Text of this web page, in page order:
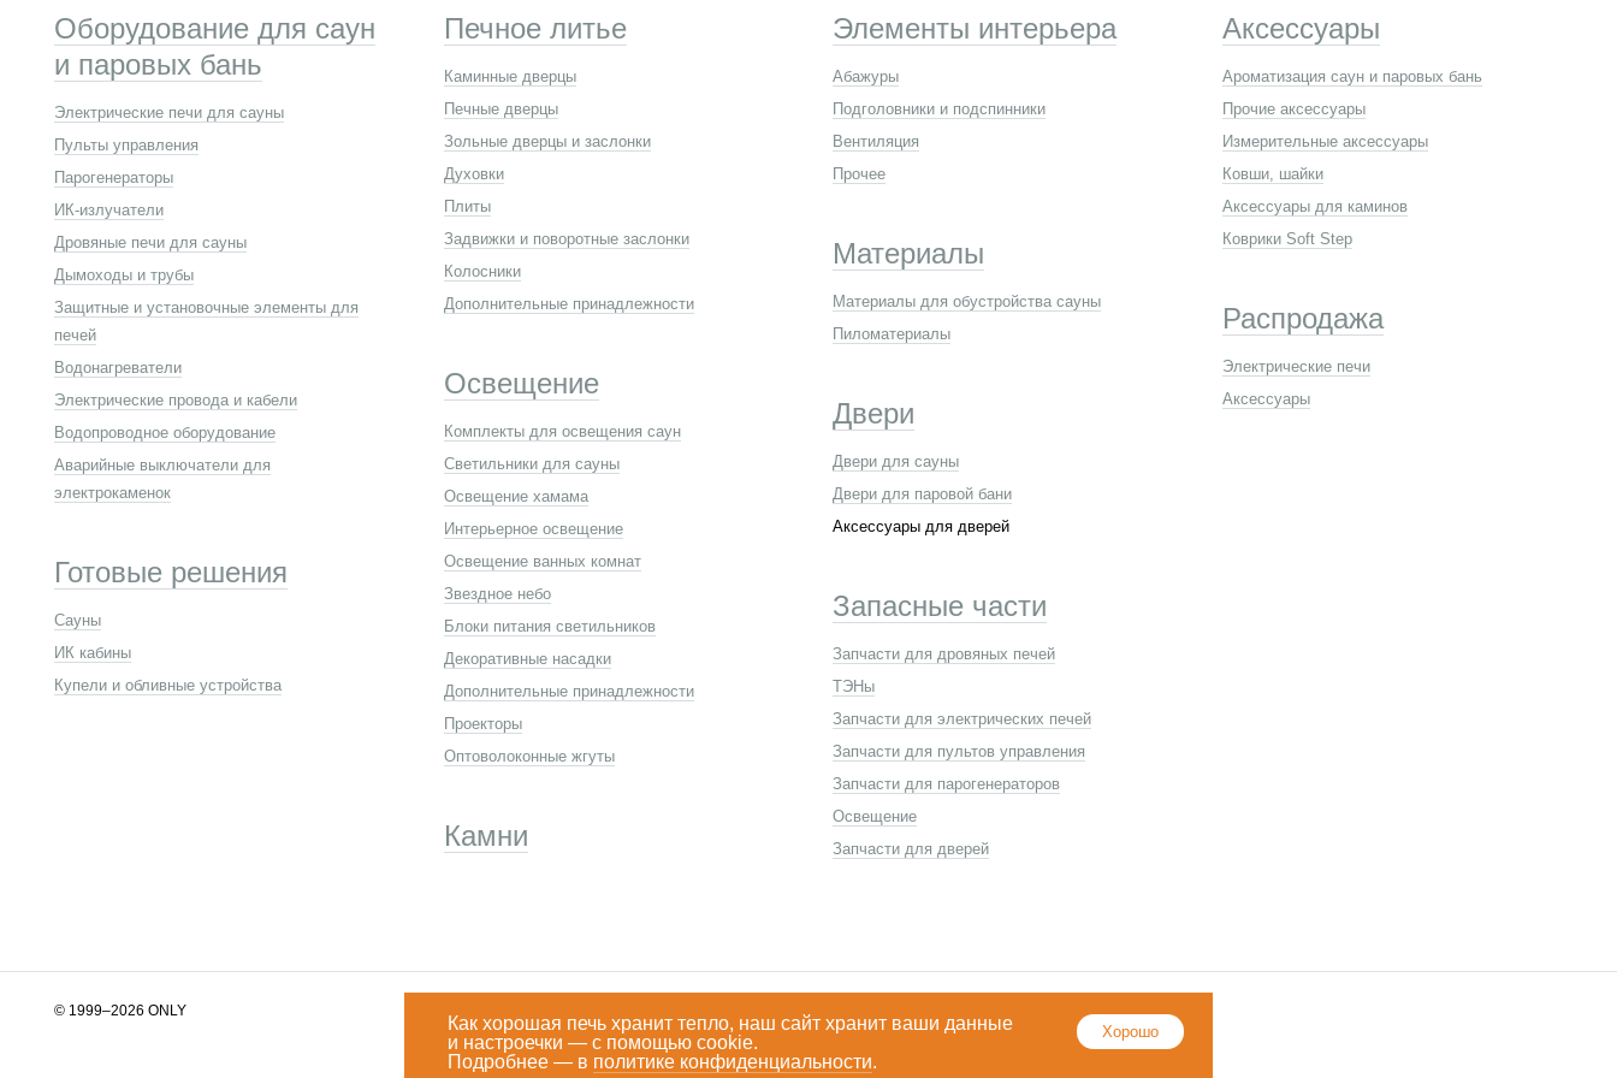
Оборудование для саун
и паровых бань
Электрические печи для сауны
Пульты управления
Парогенераторы
ИК-излучатели
Дровяные печи для сауны
Дымоходы и трубы
Защитные и установочные элементы для
печей
Водонагреватели
Электрические провода и кабели
Водопроводное оборудование
Аварийные выключатели для
электрокаменок
Готовые решения
Сауны
ИК кабины
Купели и обливные устройства
Печное литье
Каминные дверцы
Печные дверцы
Зольные дверцы и заслонки
Духовки
Плиты
Задвижки и поворотные заслонки
Колосники
Дополнительные принадлежности
Освещение
Комплекты для освещения саун
Светильники для сауны
Освещение хамама
Интерьерное освещение
Освещение ванных комнат
Звездное небо
Блоки питания светильников
Декоративные насадки
Дополнительные принадлежности
Проекторы
Оптоволоконные жгуты
Камни
Элементы интерьера
Абажуры
Подголовники и подспинники
Вентиляция
Прочее
Материалы
Материалы для обустройства сауны
Пиломатериалы
Двери
Двери для сауны
Двери для паровой бани
Аксессуары для дверей
Запасные части
Запчасти для дровяных печей
ТЭНы
Запчасти для электрических печей
Запчасти для пультов управления
Запчасти для парогенераторов
Освещение
Запчасти для дверей
Аксессуары
Ароматизация саун и паровых бань
Прочие аксессуары
Измерительные аксессуары
Ковши, шайки
Аксессуары для каминов
Коврики Soft Step
Распродажа
Электрические печи
Аксессуары
© 1999–2026 ONLY
info@only.ru
О компании
Как хорошая печь хранит тепло, наш сайт хранит ваши данные
и настроечки — с помощью cookie.
Подробнее — в политике конфиденциальности.
Хорошо